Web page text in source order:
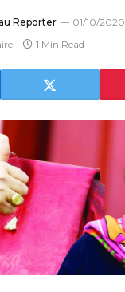
Reporter
01/10/2020
1 Min Read